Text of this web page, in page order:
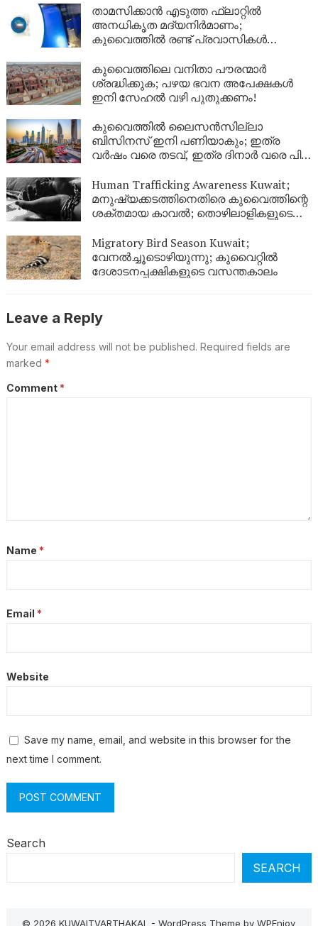
താമസിക്കാൻ എടുത്ത ഫ്ലാറ്റിൽ
അനധികൃത മദ്യനിർമാണം;
കുവൈത്തിൽ രണ്ട് പ്രവാസികൾ
കുവൈത്തിലെ വനിതാ പൗരന്മാർ
ശ്രദ്ധിക്കുക; പഴയ ഭവന അപേക്ഷകൾ
ഇനി സേഹൽ വഴി പുതുക്കണം!
കുവൈത്തിൽ ലൈസൻസില്ലാ
ബിസിനസ് ഇനി പണിയാകും; ഇത്ര
വർഷം വരെ തടവ്, ഇത്ര ദിനാർ വരെ പിഴ,
Human Trafficking Awareness Kuwait;
മനുഷ്യക്കടത്തിനെതിരെ കുവൈത്തിന്റെ
ശക്തമായ കാവൽ; തൊഴിലാളികളുടെ
Migratory Bird Season Kuwait;
വേനൽച്ചൂടൊഴിയുന്നു; കുവൈറ്റിൽ
ദേശാടനപ്പക്ഷികളുടെ വസന്തകാലം
Leave a Reply
Your email address will not be published. Required fields are
marked *
Comment *
Name *
Email *
Website
Save my name, email, and website in this browser for the
next time I comment.
Search
SEARCH
© 2026 KUWAITVARTHAKAL -WordPress Theme byWPEnjoy